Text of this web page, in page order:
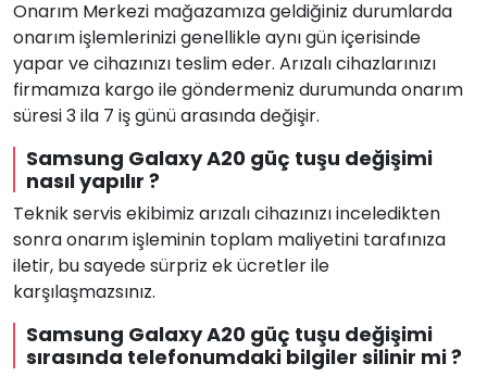
Onarım Merkezi mağazamıza geldiğiniz durumlarda
onarım işlemlerinizi genellikle aynı gün içerisinde
yapar ve cihazınızı teslim eder. Arızalı cihazlarınızı
firmamıza kargo ile göndermeniz durumunda onarım
süresi 3 ila 7 iş günü arasında değişir.
Samsung Galaxy A20 güç tuşu değişimi
nasıl yapılır ?
Teknik servis ekibimiz arızalı cihazınızı inceledikten
sonra onarım işleminin toplam maliyetini tarafınıza
iletir, bu sayede sürpriz ek ücretler ile
karşılaşmazsınız.
Samsung Galaxy A20 güç tuşu değişimi
sırasında telefonumdaki bilgiler silinir mi ?